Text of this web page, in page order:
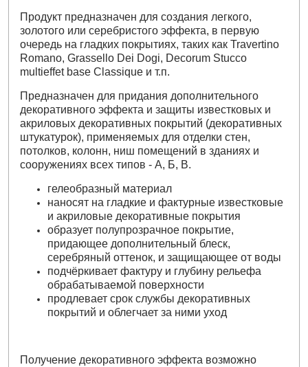
Продукт предназначен для создания легкого,
золотого или серебристого эффекта, в первую
очередь на гладких покрытиях, таких как Travertino
Romano, Grassello Dei Dogi, Decorum Stucco
multieffet base Classique и т.п.
Предназначен для придания дополнительного
декоративного эффекта и защиты известковых и
акриловых декоративных покрытий (декоративных
штукатурок), применяемых для отделки стен,
потолков, колонн, ниш помещений в зданиях и
сооружениях всех типов - А, Б, В.
гелеобразный материал
наносят на гладкие и фактурные известковые
и акриловые декоративные покрытия
образует полупрозрачное покрытие,
придающее дополнительный блеск,
серебряный оттенок, и защищающее от воды
подчёркивает фактуру и глубину рельефа
обрабатываемой поверхности
продлевает срок службы декоративных
покрытий и облегчает за ними уход
Получение декоративного эффекта возможно